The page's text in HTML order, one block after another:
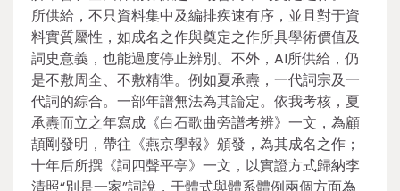
所供給，不只資料集中及編排疾速有序，並且對于資
料實質屬性，如成名之作與奠定之作所具學術價值及
詞史意義，也能過度停止辨別。不外，AI所供給，仍
是不敷周全、不敷精準。例如夏承燾，一代詞宗及一
代詞的綜合。一部年譜無法為其論定。依我考核，夏
承燾而立之年寫成《白石歌曲旁譜考辨》一文，為顧
頡剛發明，帶往《燕京學報》頒發，為其成名之作；
十年后所撰《詞四聲平亭》一文，以實證方式歸納李